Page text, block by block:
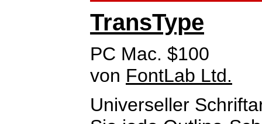
TransType
PC Mac. $100
von FontLab Ltd.
Universeller